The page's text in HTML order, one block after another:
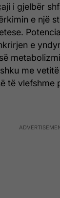
i gjelbër
e një
e
me
të vlefshme